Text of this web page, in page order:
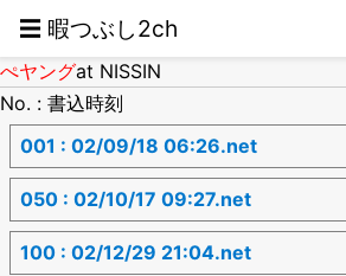
☰ 暇つぶし2ch
ぺヤングat NISSIN
No. : 書込時刻
001 : 02/09/18 06:26.net
050 : 02/10/17 09:27.net
100 : 02/12/29 21:04.net